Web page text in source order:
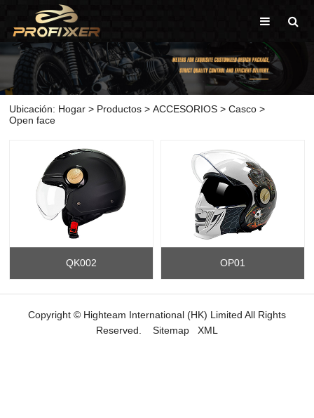
Ubicación: Hogar > Productos >ACCESORIOS >Casco >
Open face
QK002 OP01
Copyright © Highteam International (HK) Limited All Rights
Reserved. Sitemap XML